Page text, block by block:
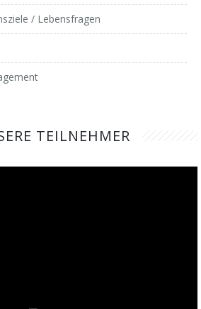
/ Lebensfragen
TEILNEHMER